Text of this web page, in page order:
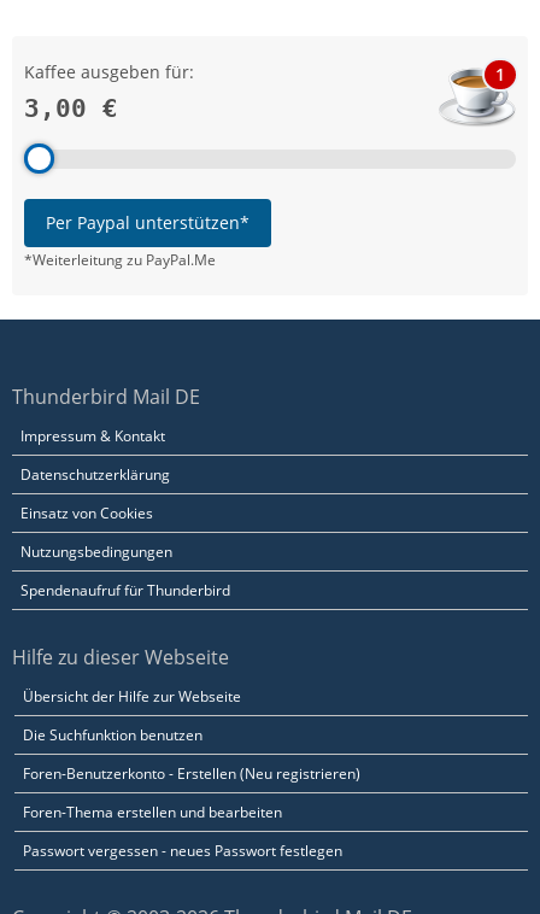
Kaffee ausgeben für:
3,00 €
1
Per Paypal unterstützen*
*Weiterleitung zu PayPal.Me
Thunderbird Mail DE
Impressum & Kontakt
Datenschutzerklärung
Einsatz von Cookies
Nutzungsbedingungen
Spendenaufruf für Thunderbird
Hilfe zu dieser Webseite
Übersicht der Hilfe zur Webseite
Die Suchfunktion benutzen
Foren-Benutzerkonto - Erstellen (Neu registrieren)
Foren-Thema erstellen und bearbeiten
Passwort vergessen - neues Passwort festlegen